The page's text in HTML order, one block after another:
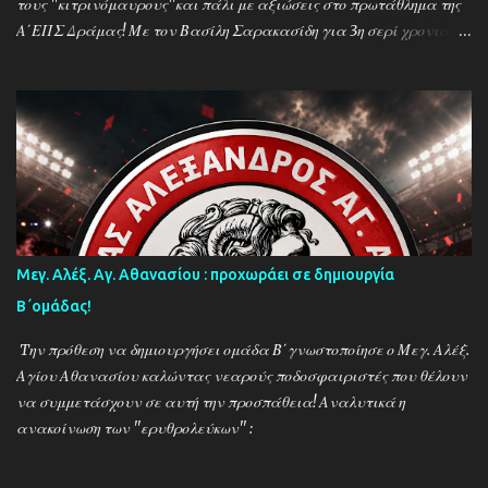
τους ''κιτρινόμαυρους''και πάλι με αξιώσεις στο πρωτάθλημα της
Α΄ΕΠΣ Δράμας! Με τον Βασίλη Σαρακασίδη για 3η σερί χρονιά
δυναμική των ''κιτρινόμαυρων''! Παρακάτω δείτε φωτοστιγμές
απο τις προπονήσεις της δραμινής ομάδας μέσα απο τον φακό της
''Ο'' που βρέθηκε στο γήπεδο του Καλαμπακίου ενώ δηλώσεις
κάνουν οι κ.κ. Σαρακασίδης Βασίλης (προπονητής) , Βαβλιάκης
Χρόνης (τεχνικός διευθυντής) και οι ποδοσφαιριστές Μάριος
Βουτσινάς και Ηλίας Σταμπουλής!
Μεγ. Αλέξ. Αγ. Αθανασίου : προχωράει σε δημιουργία
Β΄ομάδας!
Tην πρόθεση να δημιουργήσει ομάδα Β΄γνωστοποίησε ο Μεγ. Αλέξ.
Αγίου Αθανασίου καλώντας νεαρούς ποδοσφαιριστές που θέλουν
να συμμετάσχουν σε αυτή την προσπάθεια! Αναλυτικά η
ανακοίνωση των ''ερυθρολεύκων'' :